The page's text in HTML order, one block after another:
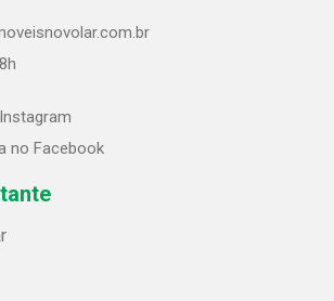
no Facebook